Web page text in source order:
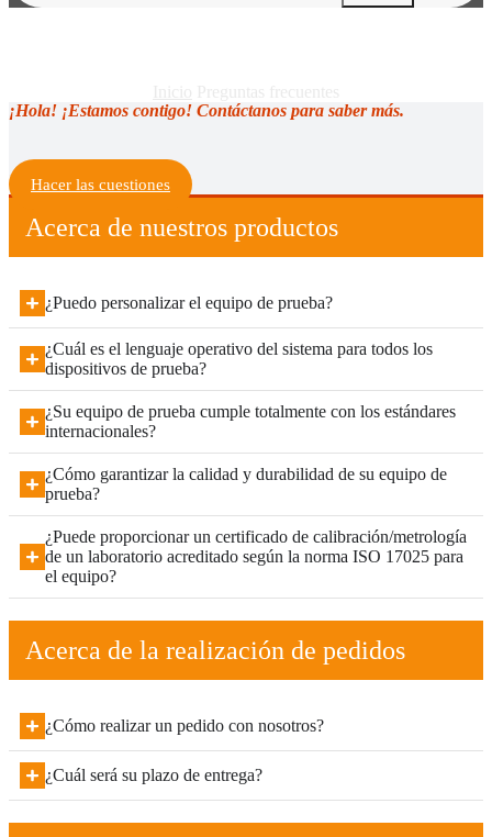
¡Hola! ¡Estamos contigo! Contáctanos para saber más.
Hacer las cuestiones
Acerca de nuestros productos
¿Puedo personalizar el equipo de prueba?
¿Cuál es el lenguaje operativo del sistema para todos los
dispositivos de prueba?
¿Su equipo de prueba cumple totalmente con los estándares
internacionales?
¿Cómo garantizar la calidad y durabilidad de su equipo de
prueba?
¿Puede proporcionar un certificado de calibración/metrología
de un laboratorio acreditado según la norma ISO 17025 para
el equipo?
Acerca de la realización de pedidos
¿Cómo realizar un pedido con nosotros?
¿Cuál será su plazo de entrega?